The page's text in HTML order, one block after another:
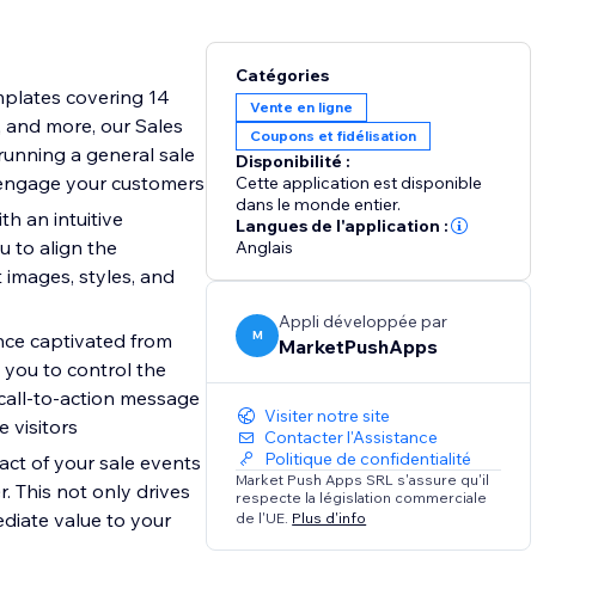
covering 14
more, our Sales
a general sale
your customers
an intuitive
to align the
styles, and
captivated from
you to control the
to-action message
visitors
of your sale events
This not only drives
value to your
Catégories
Vente en ligne
Coupons et fidélisation
Disponibilité :
Cette application est disponible
dans le monde entier.
Langues de l'application :
Anglais
M
Appli développée par
MarketPushApps
Visiter notre site
Contacter l'Assistance
Politique de confidentialité
Market Push Apps SRL s'assure qu'il
respecte la législation commerciale
de l'UE. Plus d'info